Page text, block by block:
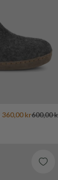
360,00 kr600,00